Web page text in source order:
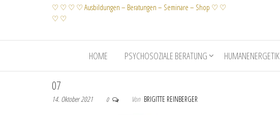
♡ ♡ ♡ ♡ Ausbildungen – Beratungen – Seminare – Shop ♡ ♡
♡ ♡
HOME PSYCHOSOZIALE BERATUNG HUMANENERGETIK
07
14. Oktober 2021 0 Von BRIGITTE REINBERGER